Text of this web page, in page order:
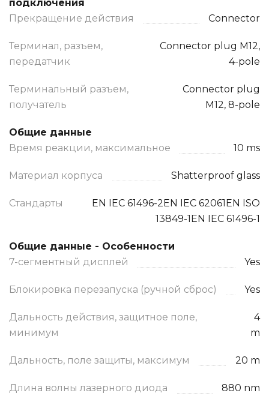
подключения
Прекращение действия
Connector
Терминал, разъем,
передатчик
Connector plug M12,
4-pole
Терминальный разъем,
получатель
Connector plug
M12, 8-pole
Общие данные
Время реакции, максимальное
10 ms
Материал корпуса Shatterproof glass
Стандарты
EN IEC 61496-2EN IEC 62061EN ISO
13849-1EN IEC 61496-1
Общие данные - Особенности
7-сегментный дисплей
Yes
Блокировка перезапуска (ручной сброс) Yes
Дальность действия, защитное поле,
минимум
4
m
Дальность, поле защиты, максимум 20 m
Длина волны лазерного диода 880 nm